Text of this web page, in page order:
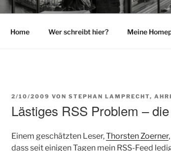
Home Wer schreibt hier? Meine
VERÖFFENTLICHT
2/10/2009 VON STEPHAN LAMPRECHT,
Lästiges RSS Problem –
Einem geschätzten Leser,Thorsten Zoerner
dass seit einigen Tagen mein RSS-Feed